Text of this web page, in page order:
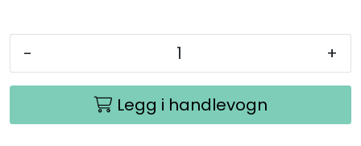
- +
Legg i handlevogn